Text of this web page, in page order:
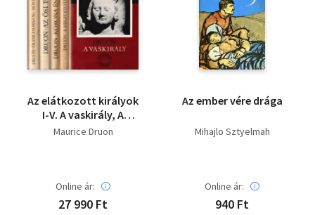
Az elátkozott királyok
I-V. A vaskirály, A
megfojtott királyné,
nőstényfarkasa
Maurice Druon
Online ár:
27 990 Ft
Az ember vére drága
Mihajlo Sztyelmah
Online ár:
940 Ft